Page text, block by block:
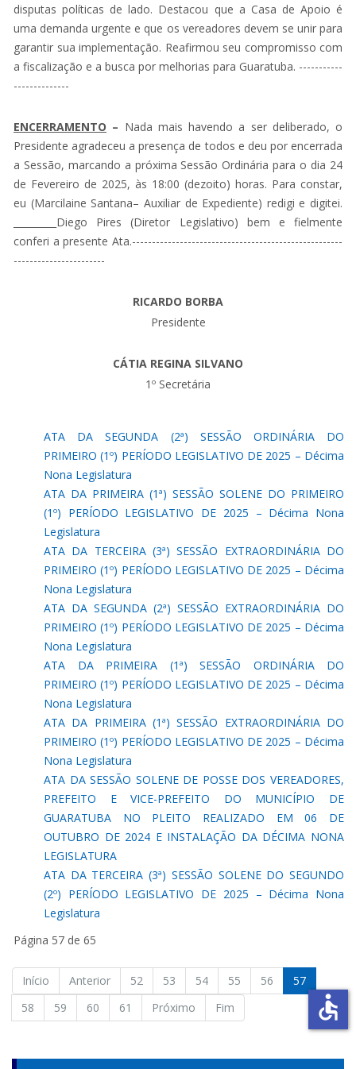
disputas políticas de lado. Destacou que a Casa de Apoio é
uma demanda urgente e que os vereadores devem se unir para
garantir sua implementação. Reafirmou seu compromisso com
a fiscalização e a busca por melhorias para Guaratuba. -----------
--------------
ENCERRAMENTO – Nada mais havendo a ser deliberado, o
Presidente agradeceu a presença de todos e deu por encerrada
a Sessão, marcando a próxima Sessão Ordinária para o dia 24
de Fevereiro de 2025, às 18:00 (dezoito) horas. Para constar,
eu (Marcilaine Santana– Auxiliar de Expediente) redigi e digitei.
_________Diego Pires (Diretor Legislativo) bem e fielmente
conferi a presente Ata.-----------------------------------------------------
-----------------------
RICARDO BORBA
Presidente
CÁTIA REGINA SILVANO
1º Secretária
ATA DA SEGUNDA (2ª) SESSÃO ORDINÁRIA DO
PRIMEIRO (1º) PERÍODO LEGISLATIVO DE 2025 – Décima
Nona Legislatura
ATA DA PRIMEIRA (1ª) SESSÃO SOLENE DO PRIMEIRO
(1º) PERÍODO LEGISLATIVO DE 2025 – Décima Nona
Legislatura
ATA DA TERCEIRA (3ª) SESSÃO EXTRAORDINÁRIA DO
PRIMEIRO (1º) PERÍODO LEGISLATIVO DE 2025 – Décima
Nona Legislatura
ATA DA SEGUNDA (2ª) SESSÃO EXTRAORDINÁRIA DO
PRIMEIRO (1º) PERÍODO LEGISLATIVO DE 2025 – Décima
Nona Legislatura
ATA DA PRIMEIRA (1ª) SESSÃO ORDINÁRIA DO
PRIMEIRO (1º) PERÍODO LEGISLATIVO DE 2025 – Décima
Nona Legislatura
ATA DA PRIMEIRA (1ª) SESSÃO EXTRAORDINÁRIA DO
PRIMEIRO (1º) PERÍODO LEGISLATIVO DE 2025 – Décima
Nona Legislatura
ATA DA SESSÃO SOLENE DE POSSE DOS VEREADORES,
PREFEITO E VICE-PREFEITO DO MUNICÍPIO DE
GUARATUBA NO PLEITO REALIZADO EM 06 DE
OUTUBRO DE 2024 E INSTALAÇÃO DA DÉCIMA NONA
LEGISLATURA
ATA DA TERCEIRA (3ª) SESSÃO SOLENE DO SEGUNDO
(2º) PERÍODO LEGISLATIVO DE 2025 – Décima Nona
Legislatura
Página 57 de 65
Início Anterior 52 53 54 55 56
57
58
59 60 61 Próximo Fim accessible